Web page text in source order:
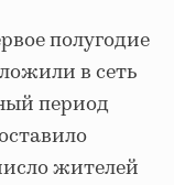
полугодие
в сеть
период
жителей